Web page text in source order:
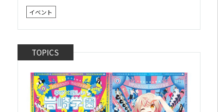
(土)の期間限定で「青春応援 岩崎学園 江ノ島キャンパ
ス」をオープンいたします。 本学園が...
イベント
TOPICS